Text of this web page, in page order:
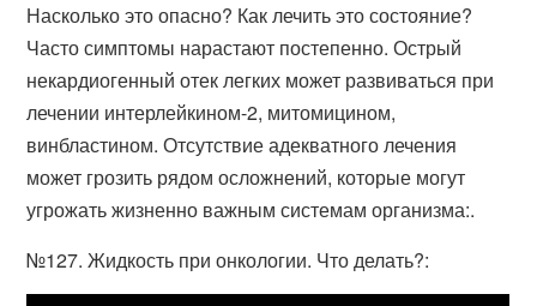
Насколько это опасно? Как лечить это состояние?
Часто симптомы нарастают постепенно. Острый
некардиогенный отек легких может развиваться при
лечении интерлейкином-2, митомицином,
винбластином. Отсутствие адекватного лечения
может грозить рядом осложнений, которые могут
угрожать жизненно важным системам организма:.
№127. Жидкость при онкологии. Что делать?: